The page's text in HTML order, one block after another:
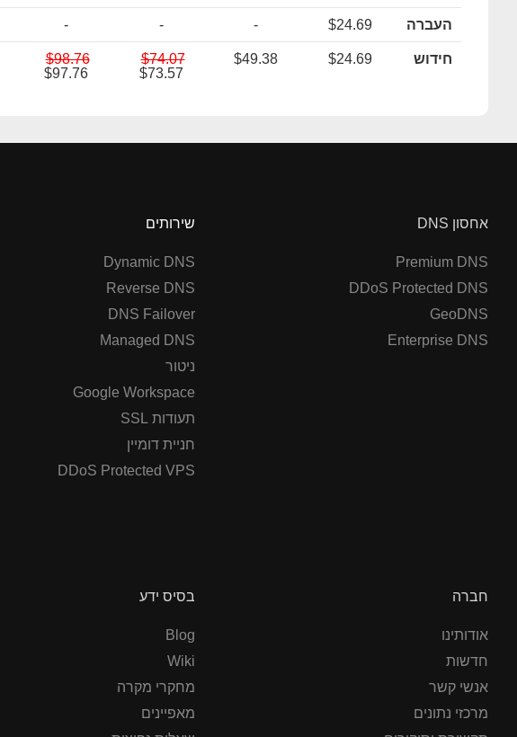
העברה $24.69
-
-
-
חידוש $24.69
$49.38
$74.07
$73.57
$98.76
$97.76
אחסון DNS
Premium DNS
DDoS Protected DNS
GeoDNS
Enterprise DNS
שירותים
Dynamic DNS
Reverse DNS
DNS Failover
Managed DNS
ניטור
Google Workspace
תעודות SSL
חניית דומיין
DDoS Protected VPS
חברה
אודותינו
חדשות
אנשי קשר
מרכזי נתונים
בסיס ידע
Blog
Wiki
מחקרי מקרה
מאפיינים